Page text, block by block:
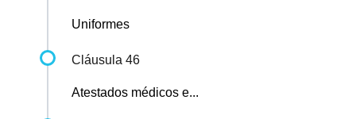
Uniformes
Cláusula 46
Atestados médicos e...